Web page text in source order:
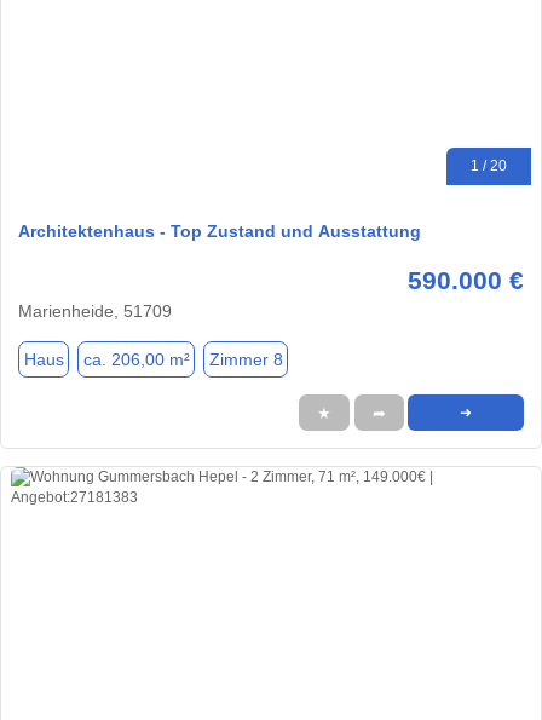
1 / 20
Architektenhaus - Top Zustand und Ausstattung
590.000 €
Marienheide, 51709
Haus ca. 206,00 m² Zimmer 8
★ ➦ ➜